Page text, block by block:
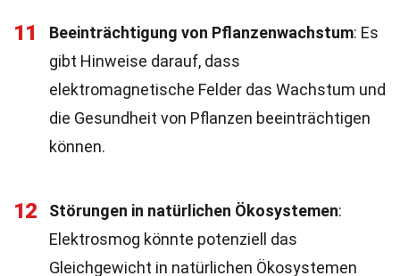
11 Beeinträchtigung von Pflanzenwachstum: Es
gibt Hinweise darauf, dass
elektromagnetische Felder das Wachstum und
die Gesundheit von Pflanzen beeinträchtigen
können.
12 Störungen in natürlichen Ökosystemen:
Elektrosmog könnte potenziell das
Gleichgewicht in natürlichen Ökosystemen